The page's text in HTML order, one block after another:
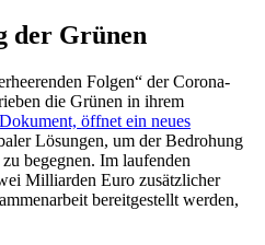
der Grünen
Folgen“ der Corona-
die Grünen in ihrem
öffnet ein neues
Lösungen, um der Bedrohung
begegnen. Im laufenden
Milliarden Euro zusätzlicher
bereitgestellt werden,